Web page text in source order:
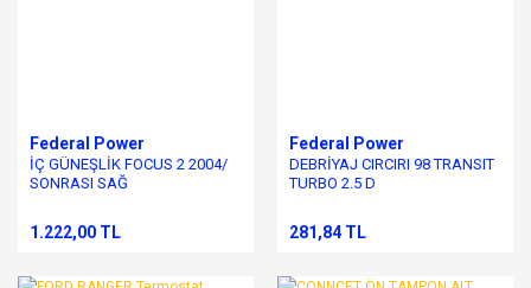
Federal Power
İÇ GÜNEŞLİK FOCUS 2 2004/
SONRASI SAĞ
1.222,00 TL
Federal Power
DEBRİYAJ CIRCIRI 98 TRANSIT
TURBO 2.5 D
281,84 TL